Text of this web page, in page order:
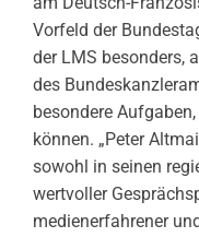
Vorfeld der
der LMS besonders,
des
besondere Aufgaben,
können. „Peter
sowohl in seinen
wertvoller
medienerfahrener